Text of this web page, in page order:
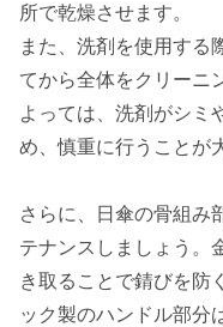
所で乾燥させます。
また、洗剤を使用する
てから全体をクリーニ
よっては、洗剤がシミ
め、慎重に行うことが
さらに、日傘の骨組み
テナンスしましょう。
き取ることで錆びを防
ック製のハンドル部分